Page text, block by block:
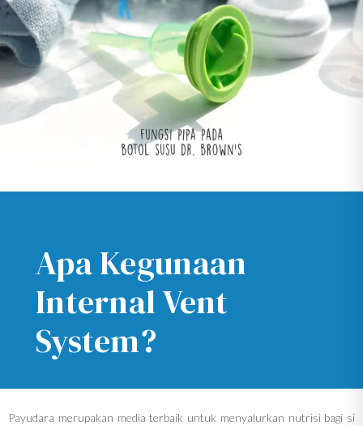
Apa Kegunaan
Internal Vent
System?
Payudara merupakan media terbaik untuk menyalurkan nutrisi bagi si